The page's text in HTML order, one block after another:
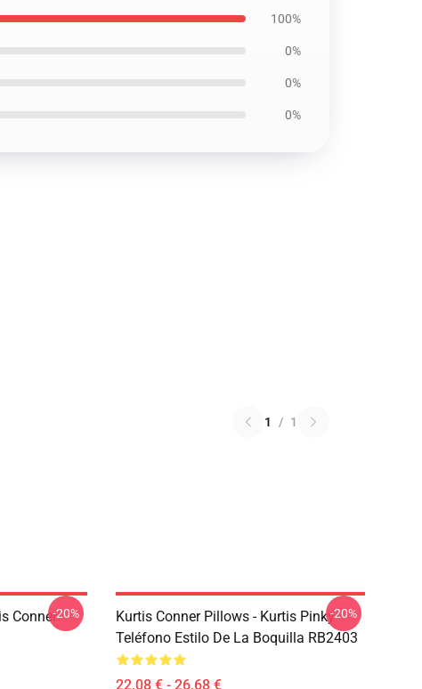
100%
0%
0%
0%
1 / 1
Conner-20%
Kurtis Conner Pillows - Kurtis Pinky
Teléfono Estilo De La Boquilla RB2403
22,08 € - 26,68 €
-20%